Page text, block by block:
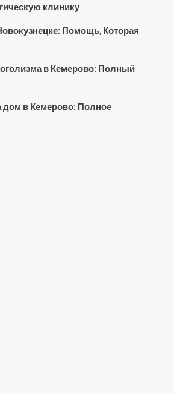
клинику
Помощь, Которая
в Кемерово: Полный
дом в Кемерово: Полное